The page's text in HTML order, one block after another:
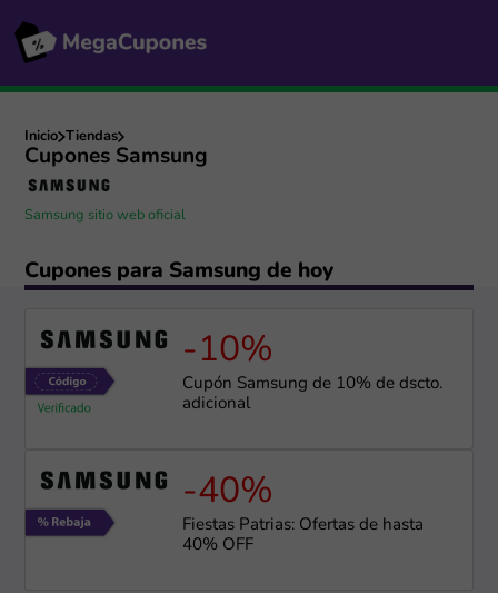
Inicio Tiendas
Cupones Samsung
Samsung sitio web oficial
Cupones para Samsung de hoy
-10%
Cupón Samsung de 10% de dscto.
adicional
-40%
Fiestas Patrias: Ofertas de hasta
40% OFF